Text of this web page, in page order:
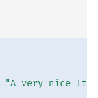
"A very nice